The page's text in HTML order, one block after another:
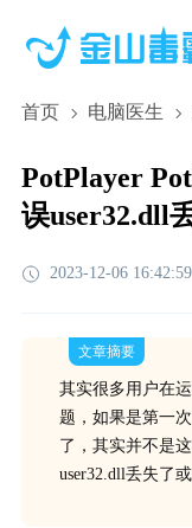
首页 电脑医生
PotPlayer
误user32.dll
2023-12-06 16:42:59
文章摘要
其实很多用户在
题，如果是第一
了，其实并不是
user32.dll丢失了